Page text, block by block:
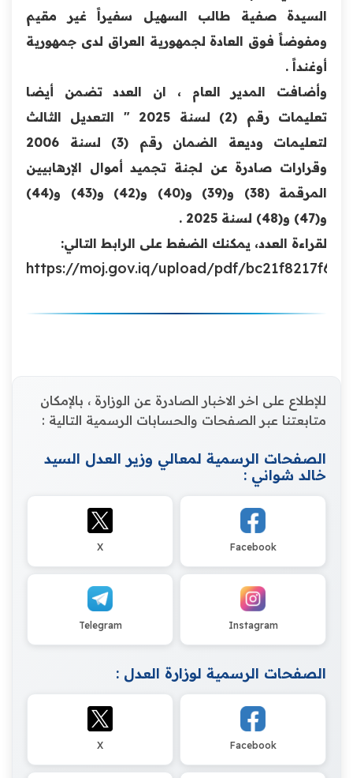
السيدة صفية طالب السهيل سفيراً غير مقيم
ومفوضاً فوق العادة لجمهورية العراق لدى جمهورية
أوغنداً .
وأضافت المدير العام ، ان العدد تضمن أيضا
تعليمات رقم (2) لسنة 2025 " التعديل الثالث
لتعليمات وديعة الضمان رقم (3) لسنة 2006
وقرارات صادرة عن لجنة تجميد أموال الإرهابيين
المرقمة (38) و(39) و(40) و(42) و(43) و(44)
و(47) و(48) لسنة 2025 .
لقراءة العدد، يمكنك الضغط على الرابط التالي:
https://moj.gov.iq/upload/pdf/
للإطلاع على اخر الاخبار الصادرة عن الوزارة ، بالإمكان
متابعتنا عبر الصفحات والحسابات الرسمية التالية :
الصفحات الرسمية لمعالي وزير العدل السيد
خالد شواني :
Facebook
X
Instagram
Telegram
الصفحات الرسمية لوزارة العدل :
Facebook
X